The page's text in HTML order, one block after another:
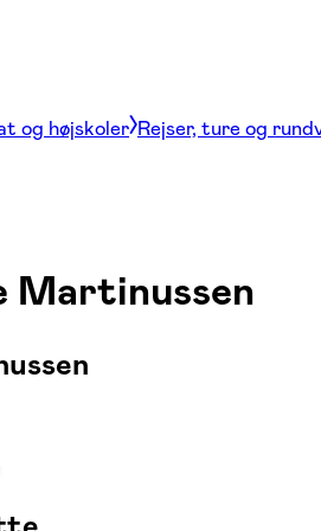
og højskoler Rejser, ture og
Martinussen